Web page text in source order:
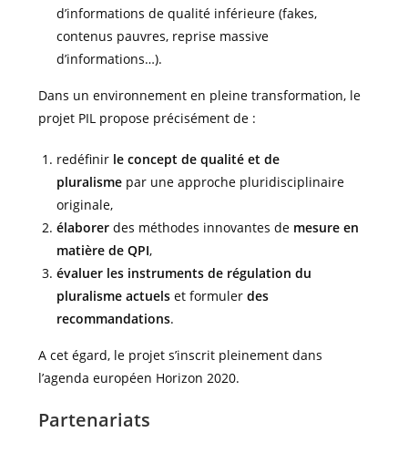
d’informations de qualité inférieure (fakes,
contenus pauvres, reprise massive
d’informations…).
Dans un environnement en pleine transformation, le
projet PIL propose précisément de :
redéfinir le concept de qualité et de
pluralisme par une approche pluridisciplinaire
originale,
élaborerdes méthodes innovantes de mesure en
matière de QPI,
évaluer les instruments de régulation du
pluralisme actuels et formulerdes
recommandations.
A cet égard, le projet s’inscrit pleinement dans
l’agenda européen Horizon 2020.
Partenariats